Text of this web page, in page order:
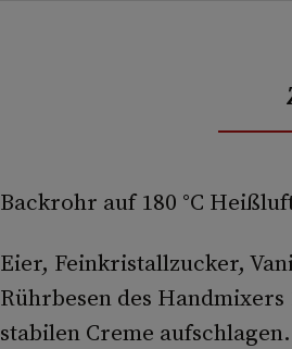
Backrohr auf 180 °C
Eier, Feinkristallzucker,
Rührbesen des
stabilen Creme